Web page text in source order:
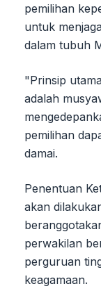
pemilihan
untuk
dalam tubuh
"Prinsip
adalah
pemilihan
damai.
Penentuan
akan
perwakilan
perguruan
keagamaan.